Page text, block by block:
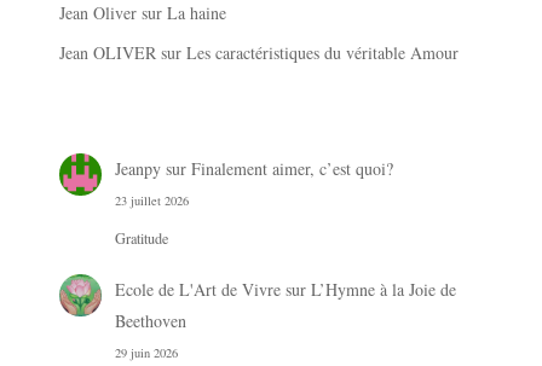
Jean Oliver surLa haine
Jean OLIVER surLes caractéristiques du véritable Amour
Jeanpysur Finalement aimer, c’est quoi?
23 juillet 2026
Gratitude
Ecole de L'Art de Vivresur L’Hymne à la Joie de
Beethoven
29 juin 2026